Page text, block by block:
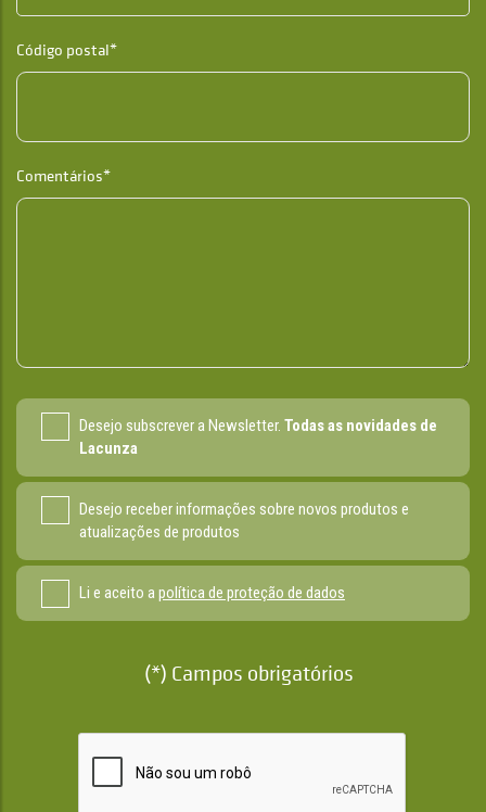
Código postal*
Comentários*
Desejo subscrever a Newsletter. Todas as novidades de
Lacunza
Desejo receber informações sobre novos produtos e
atualizações de produtos
Li e aceito apolítica de proteção de dados
(*) Campos obrigatórios